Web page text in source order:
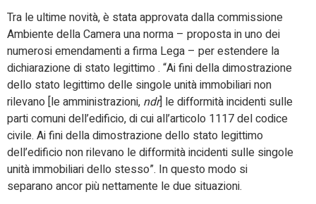
Tra le ultime novità, è stata approvata dalla commissione
Ambiente della Camera una norma – proposta in uno dei
numerosi emendamenti a firma Lega – per estendere la
dichiarazione di stato legittimo . “Ai fini della dimostrazione
dello stato legittimo delle singole unità immobiliari non
rilevano [le amministrazioni, ndr] le difformità incidenti sulle
parti comuni dell’edificio, di cui all’articolo 1117 del codice
civile. Ai fini della dimostrazione dello stato legittimo
dell’edificio non rilevano le difformità incidenti sulle singole
unità immobiliari dello stesso”. In questo modo si
separano ancor più nettamente le due situazioni.